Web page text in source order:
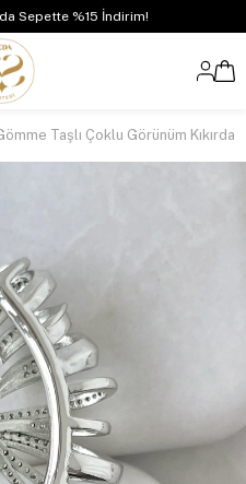
Sepette %15 İndirim!